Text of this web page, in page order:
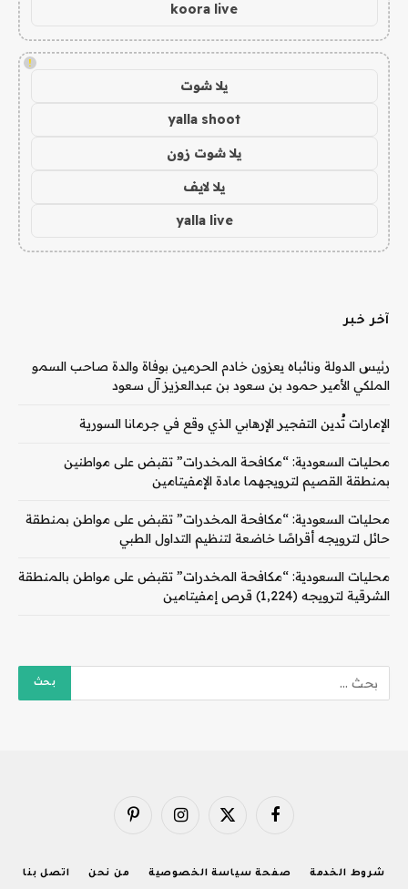
koora live
!
يلا شوت
yalla shoot
يلا شوت زون
يلا لايف
yalla live
آخر خبر
رئيس الدولة ونائباه يعزون خادم الحرمين بوفاة والدة صاحب السمو
الملكي الأمير حمود بن سعود بن عبدالعزيز آل سعود
الإمارات تُدين التفجير الإرهابي الذي وقع في جرمانا السورية
محليات السعودية: “مكافحة المخدرات” تقبض على مواطنين
بمنطقة القصيم لترويجهما مادة الإمفيتامين
محليات السعودية: “مكافحة المخدرات” تقبض على مواطن بمنطقة
حائل لترويجه أقراصًا خاضعة لتنظيم التداول الطبي
محليات السعودية: “مكافحة المخدرات” تقبض على مواطن بالمنطقة
الشرقية لترويجه (1,224) قرص إمفيتامين
فيسبوك X
الانستغرامبينتيريست
شروط الخدمة صفحة سياسة الخصوصية من نحن اتصل بنا